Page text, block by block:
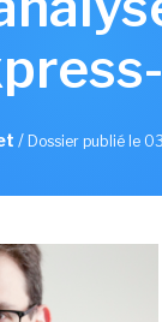
/ Dossier publié le